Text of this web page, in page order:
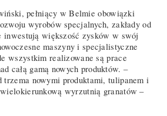
pełniący w Belmie obowiązki
wyrobów specjalnych, zakłady od
inwestują większość zysków w swój
maszyny i specjalistyczne
wszystkim realizowane są prace
całą gamą nowych produktów. –
trzema nowymi produktami, tulipanem i
wyrzutnią granatów –